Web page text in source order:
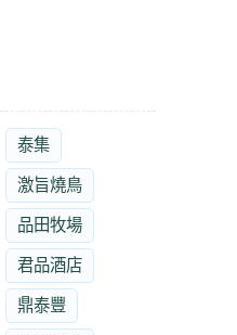
泰集
激旨燒鳥
品田牧場
君品酒店
鼎泰豐